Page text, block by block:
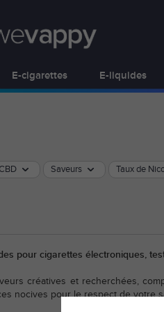
E-cigarettes E-liquides
Saveurs Taux de
pour cigarettes électroniques,
créatives et recherchées,
nocives pour le respect de